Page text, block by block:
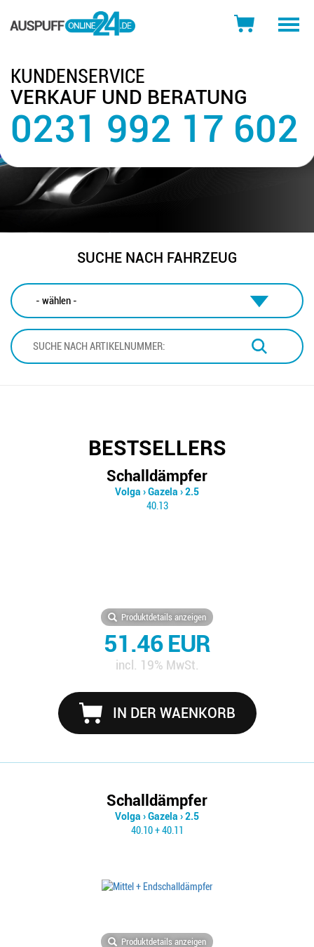
Toggle
KUNDENSERVICE
VERKAUF UND BERATUNG
0231 992 17 602
SUCHE NACH FAHRZEUG
BESTSELLERS
Schalldämpfer
Volga ›Gazela ›2.5
40.13
Produktdetails anzeigen
51.46 EUR
incl. 19% MwSt.
IN DER WAENKORB
Schalldämpfer
Volga ›Gazela ›2.5
40.10 + 40.11
Produktdetails anzeigen